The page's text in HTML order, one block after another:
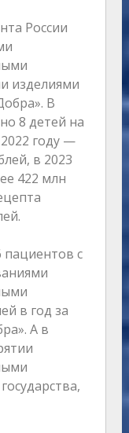
России
изделиями
В
8 детей на
году —
в 2023
422 млн
пациентов с
в год за
А в